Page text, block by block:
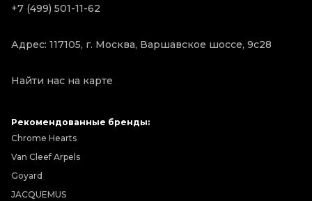
+7 (499) 501-11-62
Адрес: 117105, г. Москва, Варшавское шоссе, 9с28
Найти нас на карте
Рекомендованные бренды:
Chrome Hearts
Van Cleef Arpels
Goyard
JACQUEMUS